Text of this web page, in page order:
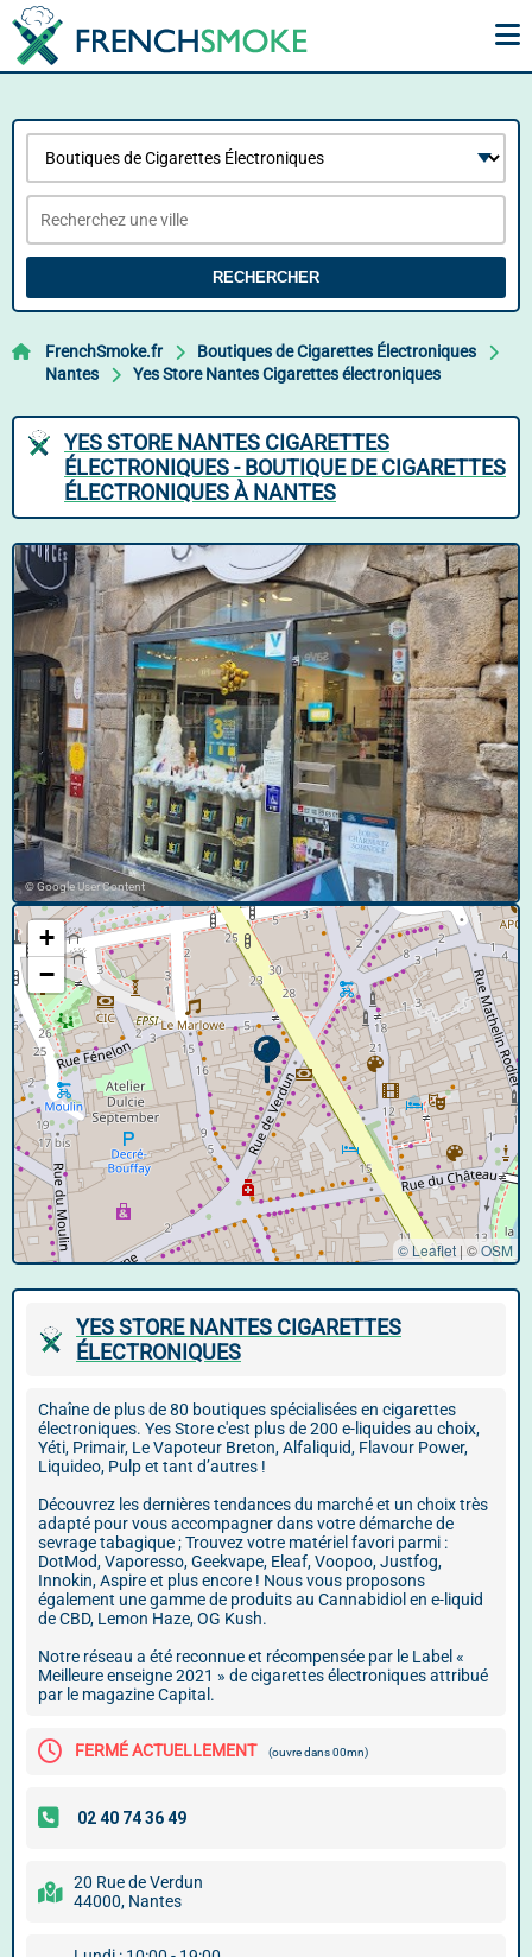
RECHERCHER
FrenchSmoke.fr
Boutiques de Cigarettes Électroniques
Nantes
Yes Store Nantes Cigarettes électroniques
YES STORE NANTES CIGARETTES
ÉLECTRONIQUES - BOUTIQUE DE CIGARETTES
ÉLECTRONIQUES À NANTES
© Google User Content
+
−
© Leaflet | ©OSM
YES STORE NANTES CIGARETTES
ÉLECTRONIQUES
Chaîne de plus de 80 boutiques spécialisées en cigarettes
électroniques. Yes Store c'est plus de 200 e-liquides au choix,
Yéti, Primair, Le Vapoteur Breton, Alfaliquid, Flavour Power,
Liquideo, Pulp et tant d’autres !
Découvrez les dernières tendances du marché et un choix très
adapté pour vous accompagner dans votre démarche de
sevrage tabagique ; Trouvez votre matériel favori parmi :
DotMod, Vaporesso, Geekvape, Eleaf, Voopoo, Justfog,
Innokin, Aspire et plus encore ! Nous vous proposons
également une gamme de produits au Cannabidiol en e-liquid
de CBD, Lemon Haze, OG Kush.
Notre réseau a été reconnue et récompensée par le Label «
Meilleure enseigne 2021 » de cigarettes électroniques attribué
par le magazine Capital.
FERMÉ ACTUELLEMENT (ouvre dans 00mn)
20 Rue de Verdun
44000, Nantes